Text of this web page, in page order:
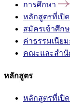
การศึกษา
หลักสูตรที่เปิ
สมัครเข้าศึก
ค่าธรรมเนีย
คณะและสำนั
หลักสูตร
หลักสูตรที่เปิ